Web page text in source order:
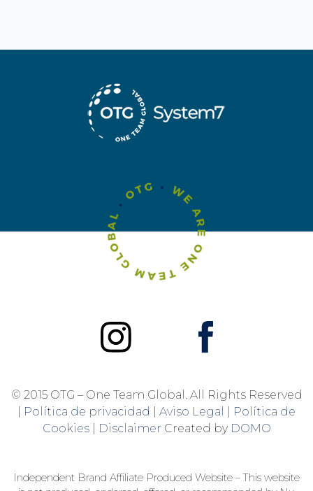
© 2015 OTG – One Team Global. All Rights Reserved
Política de privacidad Aviso Legal
Política de
Cookies| Disclaimer Created by DOMO
Independent Brand Affiliate Produced Website – This website